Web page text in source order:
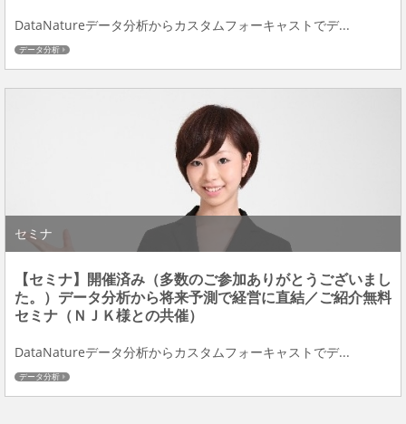
DataNatureデータ分析からカスタムフォーキャストでデ...
データ分析
セミナ
【セミナ】開催済み（多数のご参加ありがとうございまし
た。）データ分析から将来予測で経営に直結／ご紹介無料
セミナ（ＮＪＫ様との共催）
DataNatureデータ分析からカスタムフォーキャストでデ...
データ分析